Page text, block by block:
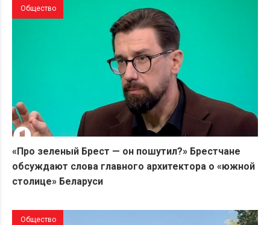
Общество
«Про зеленый Брест — он пошутил?» Брестчане
обсуждают слова главного архитектора о «южной
столице» Беларуси
Общество